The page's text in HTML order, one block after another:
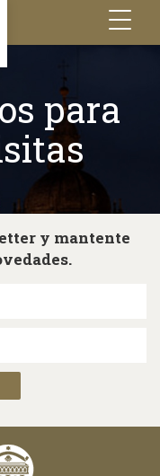
para
y mantente